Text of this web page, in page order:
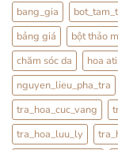
Nhẹ
Nhàng
Mỗi
Ngày
Tử:
Bổ
Thận
Hay
Tráng
Dương?
Sự
Thật
Từ
YHCT
bang_gia
bảng giá
bột thảo
chăm sóc da
hoa
nguyen_lieu_pha_tra
tra_hoa_cuc_vang
tra_hoa_luu_ly